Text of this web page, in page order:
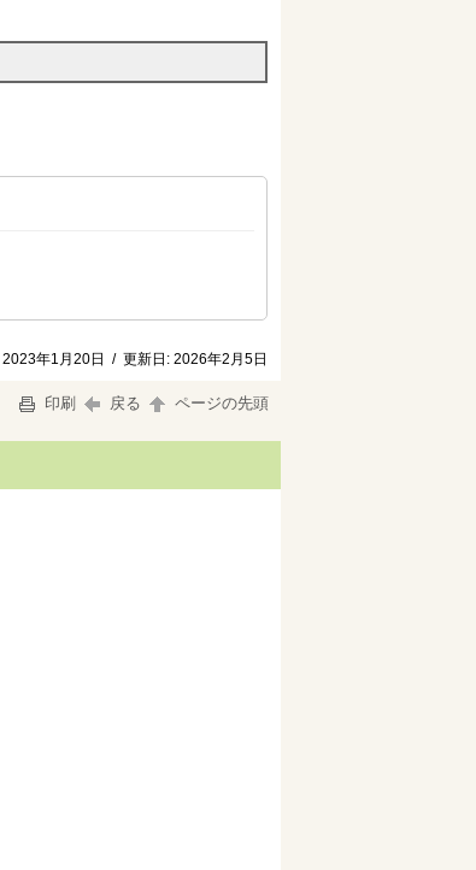
2023年1月20日 / 更新日: 2026年2月5日
印刷 戻る ページの先頭